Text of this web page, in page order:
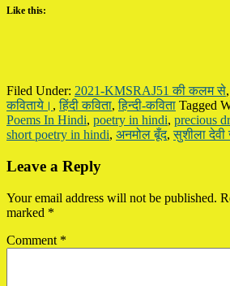
Like this:
Filed Under: 2021-KMSRAJ51 की कलम से
कविताये। ,हिंदी कविता,हिन्दी-कविता Tagged
Poems In Hindi, poetry in hindi, precious
short poetry in hindi, अनमोल बूँद,सुशीला देवी
Reader
Leave a Reply
Your email address will not be published.
marked *
Comment *